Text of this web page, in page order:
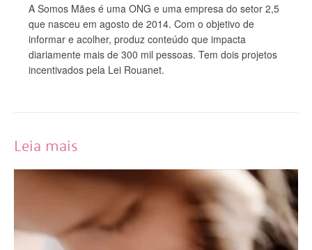
A Somos Mães é uma ONG e uma empresa do setor 2,5
que nasceu em agosto de 2014. Com o objetivo de
informar e acolher, produz conteúdo que impacta
diariamente mais de 300 mil pessoas. Tem dois projetos
incentivados pela Lei Rouanet.
Leia mais